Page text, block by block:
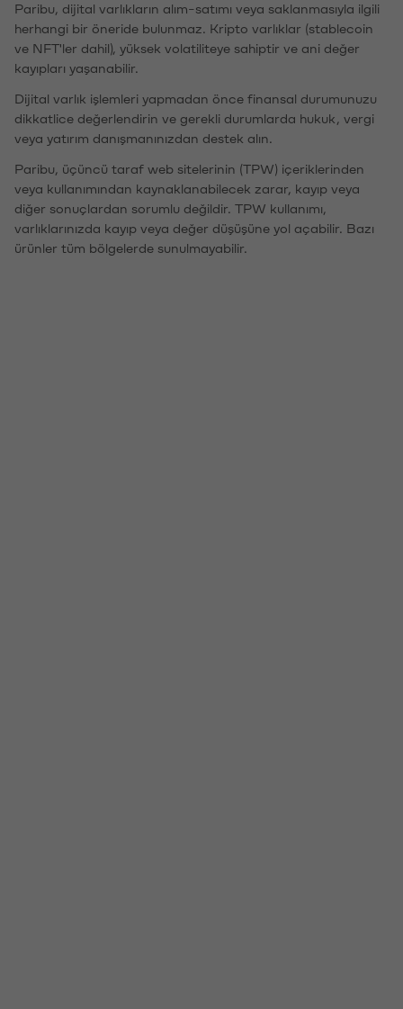
Paribu, dijital varlıkların alım-satımı veya saklanmasıyla ilgili
herhangi bir öneride bulunmaz. Kripto varlıklar (stablecoin
ve NFT'ler dahil), yüksek volatiliteye sahiptir ve ani değer
kayıpları yaşanabilir.
Dijital varlık işlemleri yapmadan önce finansal durumunuzu
dikkatlice değerlendirin ve gerekli durumlarda hukuk, vergi
veya yatırım danışmanınızdan destek alın.
Paribu, üçüncü taraf web sitelerinin (TPW) içeriklerinden
veya kullanımından kaynaklanabilecek zarar, kayıp veya
diğer sonuçlardan sorumlu değildir. TPW kullanımı,
varlıklarınızda kayıp veya değer düşüşüne yol açabilir. Bazı
ürünler tüm bölgelerde sunulmayabilir.